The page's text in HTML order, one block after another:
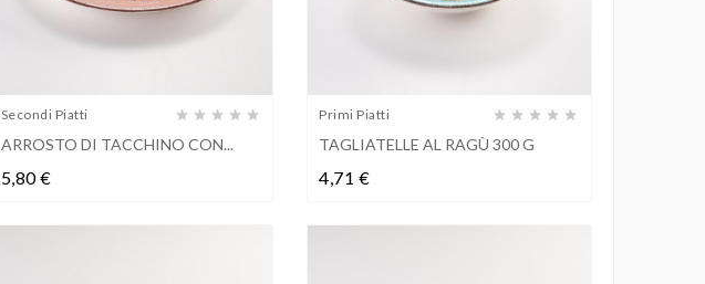
Secondi Piatti
ARROSTO DI TACCHINO CON...
5,80 €Prezzo
Primi Piatti
TAGLIATELLE AL RAGÙ 300 G
4,71 €Prezzo